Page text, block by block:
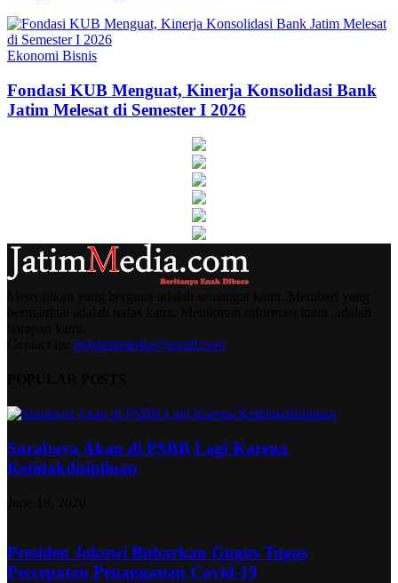
Ekonomi Bisnis
Fondasi KUB Menguat, Kinerja Konsolidasi Bank
Jatim Melesat di Semester I 2026
redjatimmedia@gmail.com
Surabaya Akan di PSBB Lagi Karena
Ketidakdisiplinan
Presiden Jokowi Bubarkan Gugus Tugas
Percepatan Penanganan Covid-19